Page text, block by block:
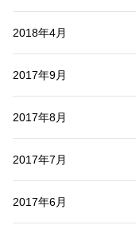
2018年4月
2017年9月
2017年8月
2017年7月
2017年6月